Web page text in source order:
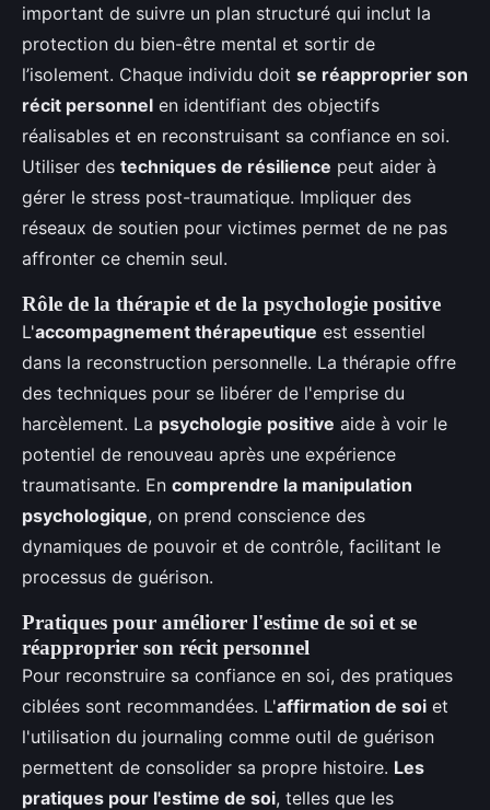
important de suivre un plan structuré qui inclut la
protection du bien-être mental et sortir de
l’isolement. Chaque individu doit se réapproprier son
récit personnel en identifiant des objectifs
réalisables et en reconstruisant sa confiance en soi.
Utiliser des techniques de résilience peut aider à
gérer le stress post-traumatique. Impliquer des
réseaux de soutien pour victimes permet de ne pas
affronter ce chemin seul.
Rôle de la thérapie et de la psychologie positive
L'accompagnement thérapeutique est essentiel
dans la reconstruction personnelle. La thérapie offre
des techniques pour se libérer de l'emprise du
harcèlement. La psychologie positive aide à voir le
potentiel de renouveau après une expérience
traumatisante. En comprendre la manipulation
psychologique, on prend conscience des
dynamiques de pouvoir et de contrôle, facilitant le
processus de guérison.
Pratiques pour améliorer l'estime de soi et se
réapproprier son récit personnel
Pour reconstruire sa confiance en soi, des pratiques
ciblées sont recommandées. L'affirmation de soi et
l'utilisation du journaling comme outil de guérison
permettent de consolider sa propre histoire. Les
pratiques pour l'estime de soi, telles que les